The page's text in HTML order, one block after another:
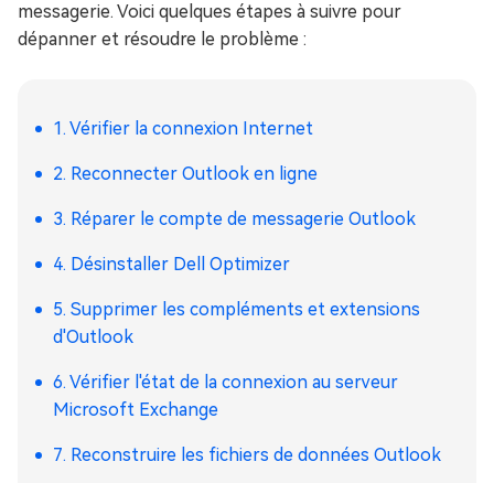
messagerie. Voici quelques étapes à suivre pour
dépanner et résoudre le problème :
1. Vérifier la connexion Internet
2. Reconnecter Outlook en ligne
3. Réparer le compte de messagerie Outlook
4. Désinstaller Dell Optimizer
5. Supprimer les compléments et extensions
d'Outlook
6. Vérifier l'état de la connexion au serveur
Microsoft Exchange
7. Reconstruire les fichiers de données Outlook